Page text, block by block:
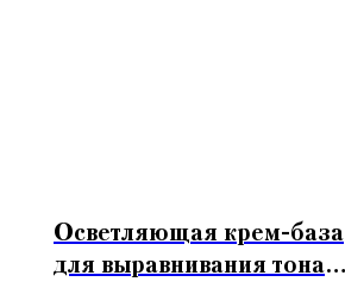
Осветляющая крем-база
для выравнивания тона